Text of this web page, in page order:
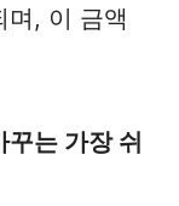
며, 이 금액
는 가장 쉬